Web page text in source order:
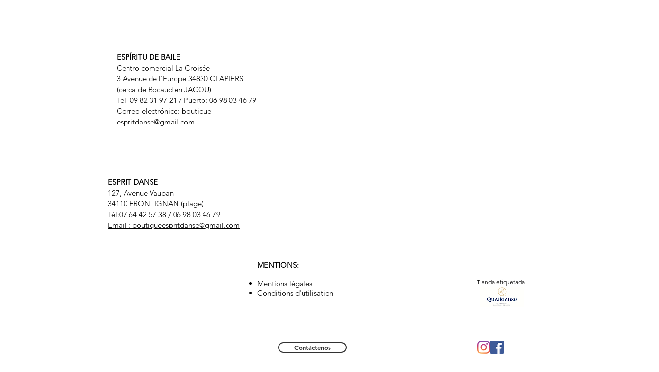
ESPÍRITU DE BAILE
Centro comercial La Croisée
3 Avenue de l'Europe 34830 CLAPIERS
(cerca de Bocaud en JACOU)
Tel: 09 82 31 97 21 / Puerto: 06 98 03 46 79
Correo electrónico: boutique
espritdanse@gmail.com
ESPRIT DANSE
127, Avenue Vauban
34110 FRONTIGNAN (plage)
Tél:07 64 42 57 38 / 06 98 03 46 79
Email : boutiqueespritdanse@gmail.com
MENTIONS:
Mentions légales
Conditions d'utilisation
Contáctenos
Tienda etiquetada